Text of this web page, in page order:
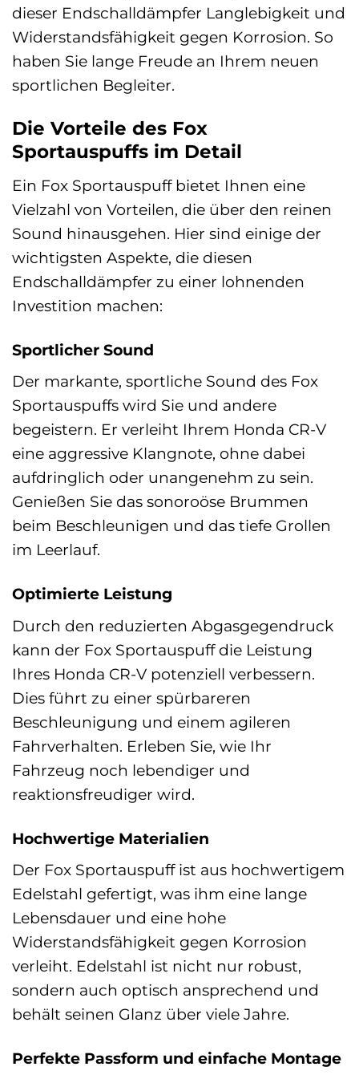
dieser Endschalldämpfer Langlebigkeit und
Widerstandsfähigkeit gegen Korrosion. So
haben Sie lange Freude an Ihrem neuen
sportlichen Begleiter.
Die Vorteile des Fox
Sportauspuffs im Detail
Ein Fox Sportauspuff bietet Ihnen eine
Vielzahl von Vorteilen, die über den reinen
Sound hinausgehen. Hier sind einige der
wichtigsten Aspekte, die diesen
Endschalldämpfer zu einer lohnenden
Investition machen:
Sportlicher Sound
Der markante, sportliche Sound des Fox
Sportauspuffs wird Sie und andere
begeistern. Er verleiht Ihrem Honda CR-V
eine aggressive Klangnote, ohne dabei
aufdringlich oder unangenehm zu sein.
Genießen Sie das sonoroöse Brummen
beim Beschleunigen und das tiefe Grollen
im Leerlauf.
Optimierte Leistung
Durch den reduzierten Abgasgegendruck
kann der Fox Sportauspuff die Leistung
Ihres Honda CR-V potenziell verbessern.
Dies führt zu einer spürbareren
Beschleunigung und einem agileren
Fahrverhalten. Erleben Sie, wie Ihr
Fahrzeug noch lebendiger und
reaktionsfreudiger wird.
Hochwertige Materialien
Der Fox Sportauspuff ist aus hochwertigem
Edelstahl gefertigt, was ihm eine lange
Lebensdauer und eine hohe
Widerstandsfähigkeit gegen Korrosion
verleiht. Edelstahl ist nicht nur robust,
sondern auch optisch ansprechend und
behält seinen Glanz über viele Jahre.
Perfekte Passform und einfache Montage